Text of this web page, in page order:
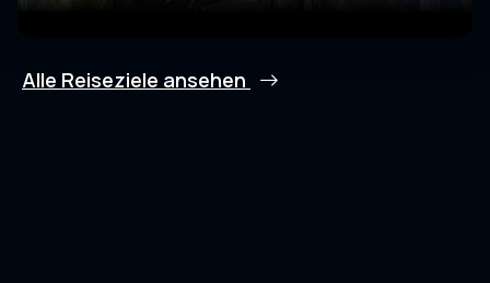
Alle Reiseziele ansehen